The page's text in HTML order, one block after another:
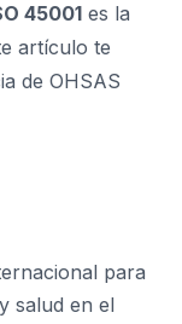
45001 es la
artículo te
de OHSAS
para
salud en el